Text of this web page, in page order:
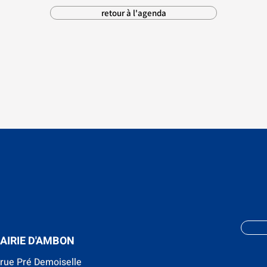
retour à l'agenda
D'AMBON
Pré Demoiselle